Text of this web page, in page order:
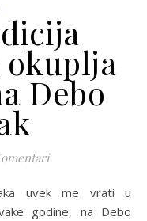
Debo
godine, na Debo